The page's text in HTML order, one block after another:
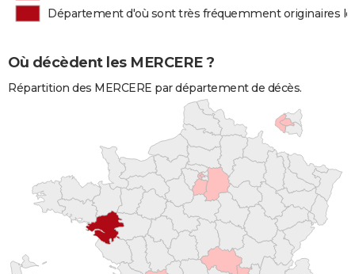
Département d'où sont très fréquemment originaires
Où décèdent les MERCERE ?
Répartition des MERCERE par département de décès.